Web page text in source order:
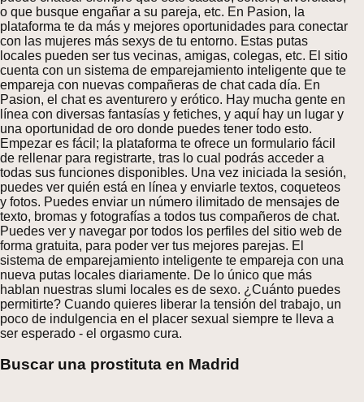
o que busque engañar a su pareja, etc. En Pasion, la
plataforma te da más y mejores oportunidades para conectar
con las mujeres más sexys de tu entorno. Estas putas
locales pueden ser tus vecinas, amigas, colegas, etc. El sitio
cuenta con un sistema de emparejamiento inteligente que te
empareja con nuevas compañeras de chat cada día. En
Pasion, el chat es aventurero y erótico. Hay mucha gente en
línea con diversas fantasías y fetiches, y aquí hay un lugar y
una oportunidad de oro donde puedes tener todo esto.
Empezar es fácil; la plataforma te ofrece un formulario fácil
de rellenar para registrarte, tras lo cual podrás acceder a
todas sus funciones disponibles. Una vez iniciada la sesión,
puedes ver quién está en línea y enviarle textos, coqueteos
y fotos. Puedes enviar un número ilimitado de mensajes de
texto, bromas y fotografías a todos tus compañeros de chat.
Puedes ver y navegar por todos los perfiles del sitio web de
forma gratuita, para poder ver tus mejores parejas. El
sistema de emparejamiento inteligente te empareja con una
nueva putas locales diariamente. De lo único que más
hablan nuestras slumi locales es de sexo. ¿Cuánto puedes
permitirte? Cuando quieres liberar la tensión del trabajo, un
poco de indulgencia en el placer sexual siempre te lleva a
ser esperado - el orgasmo cura.
Buscar una prostituta en Madrid